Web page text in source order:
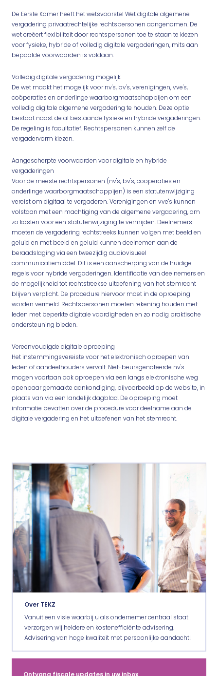
De Eerste Kamer heeft het wetsvoorstel Wet digitale algemene
vergadering privaatrechtelijke rechtspersonen aangenomen. De
wet creëert flexibiliteit door rechtspersonen toe te staan te kiezen
voor fysieke, hybride of volledig digitale vergaderingen, mits aan
bepaalde voorwaarden is voldaan.
Volledig digitale vergadering mogelijk
De wet maakt het mogelijk voor nv's, bv's, verenigingen, vve's,
coöperaties en onderlinge waarborgmaatschappijen om een
volledig digitale algemene vergadering te houden. Deze optie
bestaat naast de al bestaande fysieke en hybride vergaderingen.
De regeling is facultatief. Rechtspersonen kunnen zelf de
vergadervorm kiezen.
Aangescherpte voorwaarden voor digitale en hybride
vergaderingen
Voor de meeste rechtspersonen (nv's, bv's, coöperaties en
onderlinge waarborgmaatschappijen) is een statutenwijziging
vereist om digitaal te vergaderen. Verenigingen en vve's kunnen
volstaan met een machtiging van de algemene vergadering, om
zo kosten voor een statutenwijziging te vermijden. Deelnemers
moeten de vergadering rechtstreeks kunnen volgen met beeld en
geluid en met beeld en geluid kunnen deelnemen aan de
beraadslaging via een tweezijdig audiovisueel
communicatiemiddel. Dit is een aanscherping van de huidige
regels voor hybride vergaderingen. Identificatie van deelnemers en
de mogelijkheid tot rechtstreekse uitoefening van het stemrecht
blijven verplicht. De procedure hiervoor moet in de oproeping
worden vermeld. Rechtspersonen moeten rekening houden met
leden met beperkte digitale vaardigheden en zo nodig praktische
ondersteuning bieden.
Vereenvoudigde digitale oproeping
Het instemmingsvereiste voor het elektronisch oproepen van
leden of aandeelhouders vervalt. Niet-beursgenoteerde nv's
mogen voortaan ook oproepen via een langs elektronische weg
openbaar gemaakte aankondiging, bijvoorbeeld op de website, in
plaats van via een landelijk dagblad. De oproeping moet
informatie bevatten over de procedure voor deelname aan de
digitale vergadering en het uitoefenen van het stemrecht.
Over TEKZ
Vanuit een visie waarbij u als ondernemer centraal staat
verzorgen wij heldere en kostenefficiënte advisering.
Advisering van hoge kwaliteit met persoonlijke aandacht!
Ontvang fiscale updates in uw inbox